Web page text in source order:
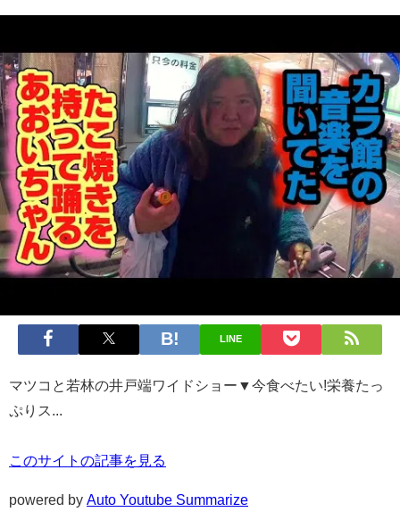
LINE
マツコと若林の井戸端ワイドショー▼今食べたい!栄養たっ
ぷりス...
このサイトの記事を見る
powered by Auto Youtube Summarize